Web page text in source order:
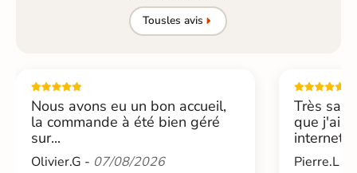
Tousles avis
Nous avons eu un bon accueil,
la commande à été bien géré
sur...
Olivier.G - 07/08/2026
Très
que j'ai
internet....
Pierre.L -